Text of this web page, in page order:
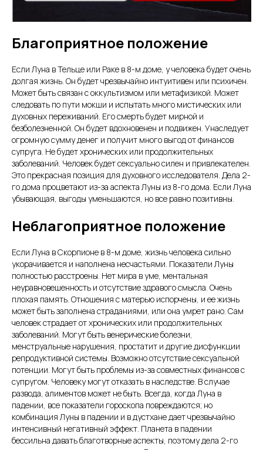
Благоприятное положение
Если Луна в Тельце или Раке в 8-м доме, у человека будет очень
долгая жизнь. Он будет чрезвычайно интуитивен или психичен.
Может быть связан с оккультизмом или метафизикой. Может
следовать по пути мокши и испытать много мистических или
духовных переживаний. Его смерть будет мирной и
безболезненной. Он будет вдохновенен и подвижен. Унаследует
огромную сумму денег и получит много выгод от финансов
супруга. Не будет хронических или продолжительных
заболеваний. Человек будет сексуально силен и привлекателен.
Это прекрасная позиция для духовного исследователя. Дела 2-
го дома процветают из-за аспекта Луны из 8-го дома. Если Луна
убывающая, выгоды уменьшаются, но все равно позитивны.
Неблагоприятное положение
Если Луна в Скорпионе в 8-м доме, жизнь человека сильно
укорачивается и наполнена несчастьями. Показатели Луны
полностью расстроены. Нет мира в уме, ментальная
неуравновешенность и отсутствие здравого смысла. Очень
плохая память. Отношения с матерью испорчены, и ее жизнь
может быть заполнена страданиями, или она умрет рано. Сам
человек страдает от хронических или продолжительных
заболеваний. Могут быть венерические болезни,
менструальные нарушения, простатит и другие дисфункции
репродуктивной системы. Возможно отсутствие сексуальной
потенции. Могут быть проблемы из-за совместных финансов с
супругом. Человеку могут отказать в наследстве. В случае
развода, алиментов может не быть. Всегда, когда Луна в
падении, все показатели гороскопа повреждаются; но
комбинация Луны в падении и в дустхане дает чрезвычайно
интенсивный негативный эффект. Планета в падении
бессильна давать благотворные аспекты, поэтому дела 2-го